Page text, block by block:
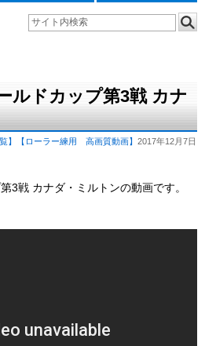
ルドカップ第3戦 カナ
】 【ローラー練用 高画質動画】 2017年12月7日
3戦 カナダ・ミルトンの動画です。